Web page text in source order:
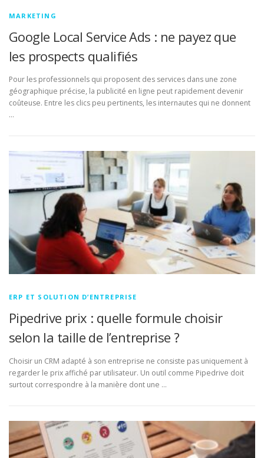
MARKETING
Google Local Service Ads : ne payez que
les prospects qualifiés
Pour les professionnels qui proposent des services dans une zone
géographique précise, la publicité en ligne peut rapidement devenir
coûteuse. Entre les clics peu pertinents, les internautes qui ne donnent
…
ERP ET SOLUTION D’ENTREPRISE
Pipedrive prix : quelle formule choisir
selon la taille de l’entreprise ?
Choisir un CRM adapté à son entreprise ne consiste pas uniquement à
regarder le prix affiché par utilisateur. Un outil comme Pipedrive doit
surtout correspondre à la manière dont une …